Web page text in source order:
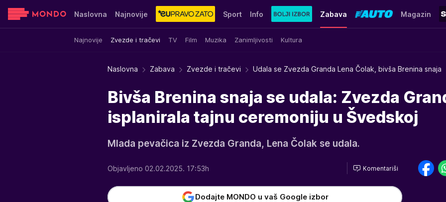
Naslovna Najnovije Sport Info Zabava
Najnovije Zvezde i tračevi TV Film Muzika Zanimljivosti Kultura
Magazin
Sensa Stvar ukusa Yumama
Naslovna Zabava Zvezde i tračevi Udala se Zvezda Granda Lena Čolak, bivša Brenina snaja
Bivša Brenina snaja se udala: Zvezda
isplanirala tajnu ceremoniju u Švedskoj
Mlada pevačica iz Zvezda Granda, Lena Čolak se udala.
Objavljeno 02.02.2025. 17:53h Komentariši
Dodajte MONDO u vaš Google izbor